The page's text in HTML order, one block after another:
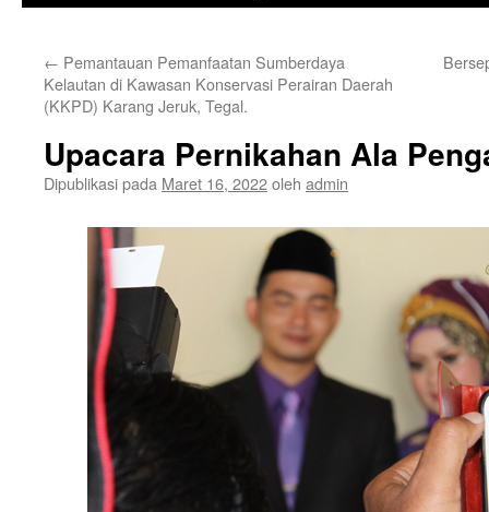
isi← Pemantauan Pemanfaatan Sumberdaya
Kelautan di Kawasan Konservasi Perairan Daerah
(KKPD) Karang Jeruk, Tegal.
Upacara Pernikahan Ala
Dipublikasi pada Maret 16, 2022oleh admin